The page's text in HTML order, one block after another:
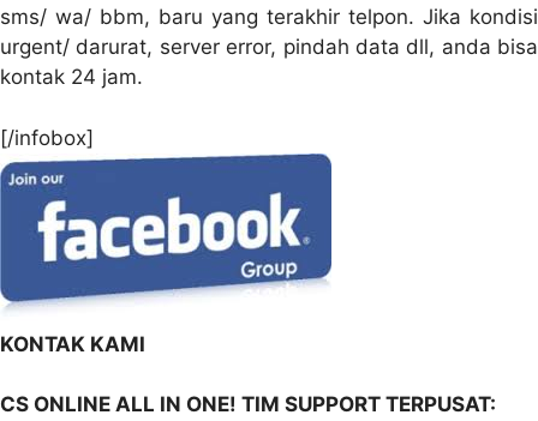
sms/ wa/ bbm, baru yang terakhir telpon. Jika kondisi
urgent/ darurat, server error, pindah data dll, anda bisa
kontak 24 jam.
[/infobox]
KONTAK KAMI
CS ONLINE ALL IN ONE! TIM SUPPORT TERPUSAT: